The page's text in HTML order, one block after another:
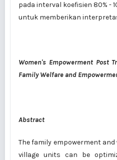
pada interval koefisien 80% -
untuk memberikan
Women's Empowerment Post
Family Welfare and
Abstract
The family empowerment
village units can be